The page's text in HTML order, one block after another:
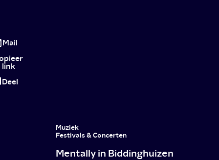
effect
slaat
weer
toe:
Mail
link
Deel
Muziek
Festivals & Concerten
Mentally in Biddinghuizen